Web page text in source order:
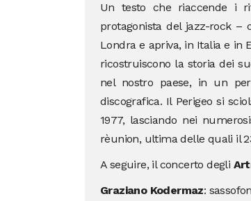
Un testo che riaccende i
protagonista del jazz-rock –
Londra e apriva, in Italia e in
ricostruiscono la storia dei
nel nostro paese, in un
discografica. Il Perigeo si
1977, lasciando nei
rèunion, ultima delle quali il
A seguire, il concerto degli
Graziano Kodermaz: